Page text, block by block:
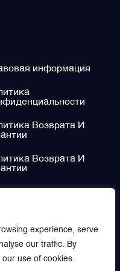
experience, serve
our traffic. By
use of cookies.
информация
Возврата И
Возврата И